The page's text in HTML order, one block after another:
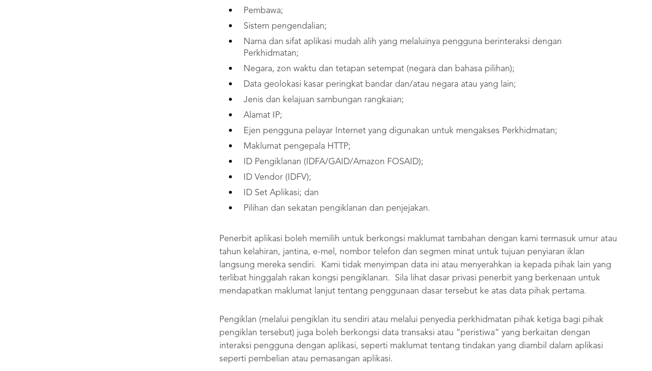
Pembawa;
Sistem pengendalian;
Nama dan sifat aplikasi mudah alih yang melaluinya pengguna berinteraksi dengan
Perkhidmatan;
Negara, zon waktu dan tetapan setempat (negara dan bahasa pilihan);
Data geolokasi kasar peringkat bandar dan/atau negara atau yang lain;
Jenis dan kelajuan sambungan rangkaian;
Alamat IP;
Ejen pengguna pelayar Internet yang digunakan untuk mengakses Perkhidmatan;
Maklumat pengepala HTTP;
ID Pengiklanan (IDFA/GAID/Amazon FOSAID);
ID Vendor (IDFV);
ID Set Aplikasi; dan
Pilihan dan sekatan pengiklanan dan penjejakan.
Penerbit aplikasi boleh memilih untuk berkongsi maklumat tambahan dengan kami termasuk umur atau
tahun kelahiran, jantina, e-mel, nombor telefon dan segmen minat untuk tujuan penyiaran iklan
langsung mereka sendiri. Kami tidak menyimpan data ini atau menyerahkan ia kepada pihak lain yang
terlibat hinggalah rakan kongsi pengiklanan. Sila lihat dasar privasi penerbit yang berkenaan untuk
mendapatkan maklumat lanjut tentang penggunaan dasar tersebut ke atas data pihak pertama.
Pengiklan (melalui pengiklan itu sendiri atau melalui penyedia perkhidmatan pihak ketiga bagi pihak
pengiklan tersebut) juga boleh berkongsi data transaksi atau “peristiwa” yang berkaitan dengan
interaksi pengguna dengan aplikasi, seperti maklumat tentang tindakan yang diambil dalam aplikasi
seperti pembelian atau pemasangan aplikasi.